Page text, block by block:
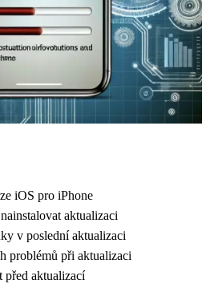
iOS pro iPhone
aktualizaci
v poslední aktualizaci
problémů při aktualizaci
před aktualizací